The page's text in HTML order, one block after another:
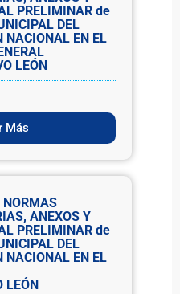
PRELIMINAR de
DEL
NACIONAL EN EL
LEÓN
Más
NORMAS
ANEXOS Y
PRELIMINAR de
DEL
NACIONAL EN EL
LEÓN